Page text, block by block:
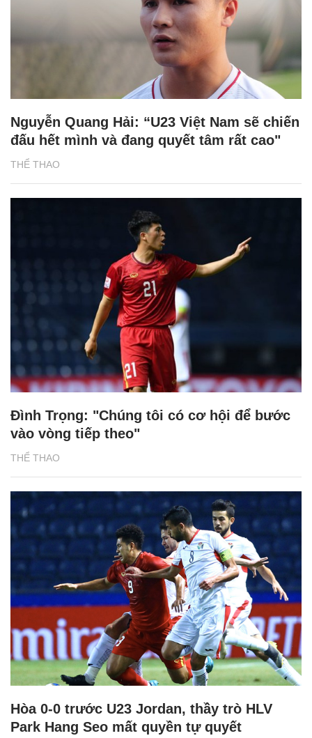
THỂ THAO
Nguyễn Quang Hải: “U23 Việt Nam sẽ chiến
đấu hết mình và đang quyết tâm rất cao"
THỂ THAO
Đình Trọng: "Chúng tôi có cơ hội để bước
vào vòng tiếp theo"
Hòa 0-0 trước U23 Jordan, thầy trò HLV
Park Hang Seo mất quyền tự quyết